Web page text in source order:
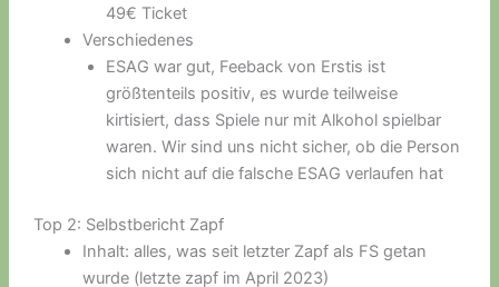
49€ Ticket
Verschiedenes
ESAG war gut, Feeback von Erstis ist
größtenteils positiv, es wurde teilweise
kirtisiert, dass Spiele nur mit Alkohol spielbar
waren. Wir sind uns nicht sicher, ob die Person
sich nicht auf die falsche ESAG verlaufen hat
Top 2: Selbstbericht Zapf
Inhalt: alles, was seit letzter Zapf als FS getan
wurde (letzte zapf im April 2023)